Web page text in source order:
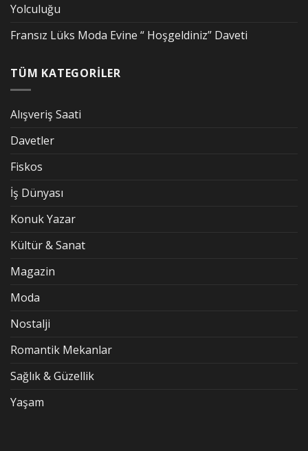
Yolculuğu
Fransız Lüks Moda Evine “ Hoşgeldiniz” Daveti
TÜM KATEGORİLER
Alışveriş Saati
Davetler
Fiskos
İş Dünyası
Konuk Yazar
Kültür & Sanat
Magazin
Moda
Nostalji
Romantik Mekanlar
Sağlık & Güzellik
Yaşam